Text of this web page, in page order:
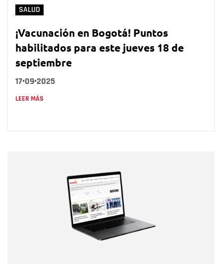
SALUD
¡Vacunación en Bogotá! Puntos
habilitados para este jueves 18 de
septiembre
17•09•2025
LEER MÁS
Correo electrónico
Tipo de comentario